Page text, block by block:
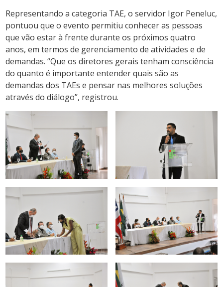
Representando a categoria TAE, o servidor Igor Peneluc,
pontuou que o evento permitiu conhecer as pessoas
que vão estar à frente durante os próximos quatro
anos, em termos de gerenciamento de atividades e de
demandas. “Que os diretores gerais tenham consciência
do quanto é importante entender quais são as
demandas dos TAEs e pensar nas melhores soluções
através do diálogo”, registrou.